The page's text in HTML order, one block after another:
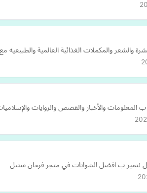
والشعر والمكملات الغذائية العالمية
والأخبار والقصص والروايات
نتميز ب افضل الشوايات في متجر فرحان ستيل